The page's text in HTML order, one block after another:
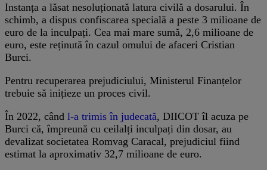
Instanța a lăsat nesoluționată latura civilă a dosarului. În
schimb, a dispus confiscarea specială a peste 3 milioane de
euro de la inculpați. Cea mai mare sumă, 2,6 milioane de
euro, este reținută în cazul omului de afaceri Cristian
Burci.
Pentru recuperarea prejudiciului, Ministerul Finanțelor
trebuie să inițieze un proces civil.
În 2022, când l-a trimis în judecată, DIICOT îl acuza pe
Burci că, împreună cu ceilalți inculpați din dosar, au
devalizat societatea Romvag Caracal, prejudiciul fiind
estimat la aproximativ 32,7 milioane de euro.